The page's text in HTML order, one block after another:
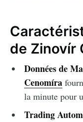
de Zinovír
Données de
Cenomíra
la minute pour
Trading